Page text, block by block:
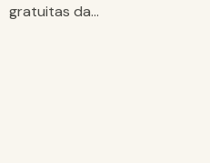
gratuitas da…